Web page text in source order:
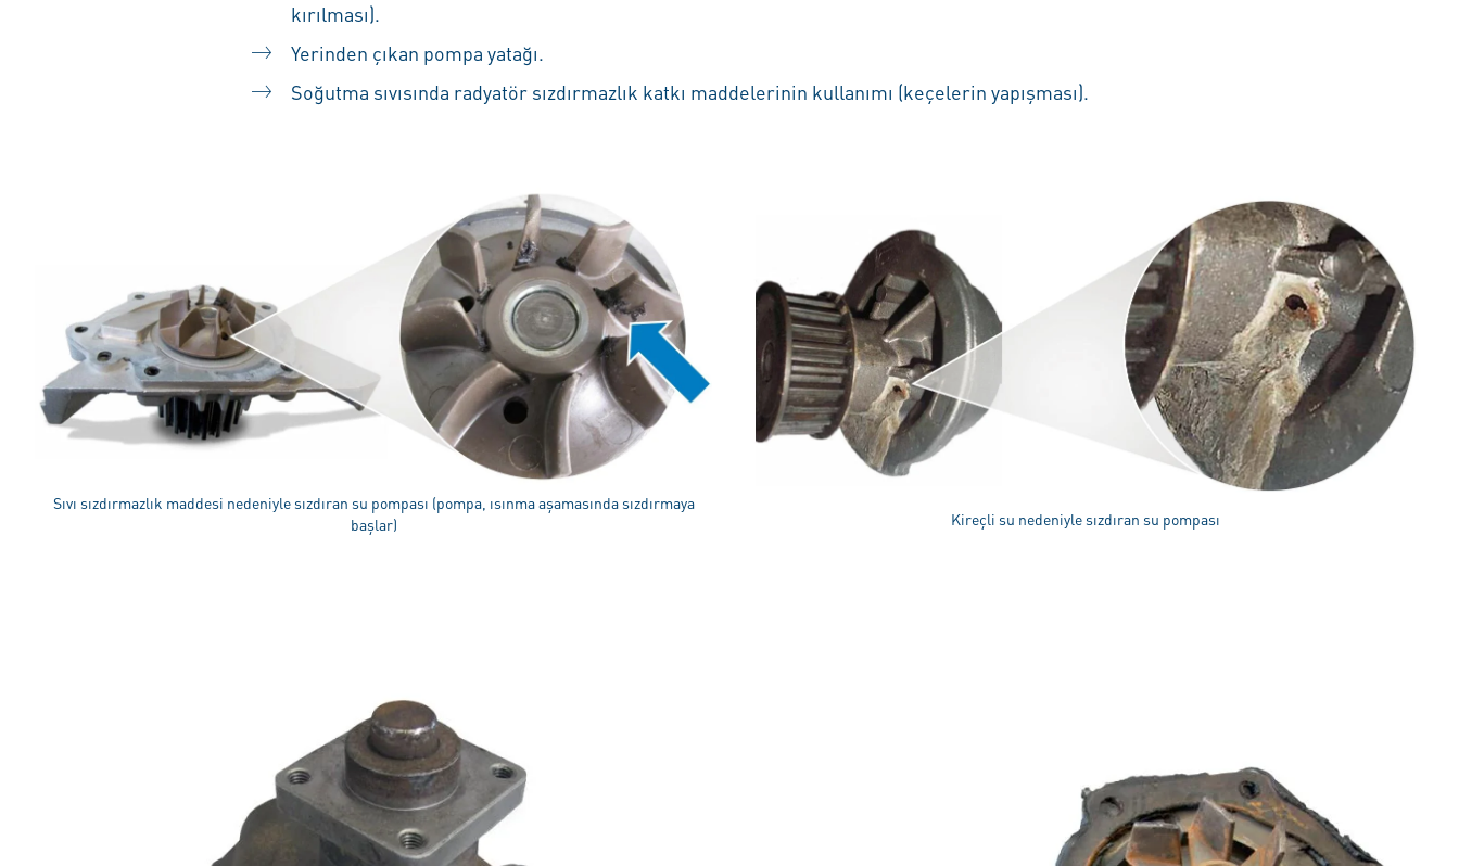
kırılması).
Yerinden çıkan pompa yatağı.
Soğutma sıvısında radyatör sızdırmazlık katkı maddelerinin kullanımı (keçelerin yapışması).
Sıvı sızdırmazlık maddesi nedeniyle sızdıran su pompası (pompa, ısınma aşamasında sızdırmaya
başlar)
Kireçli su nedeniyle sızdıran su pompası